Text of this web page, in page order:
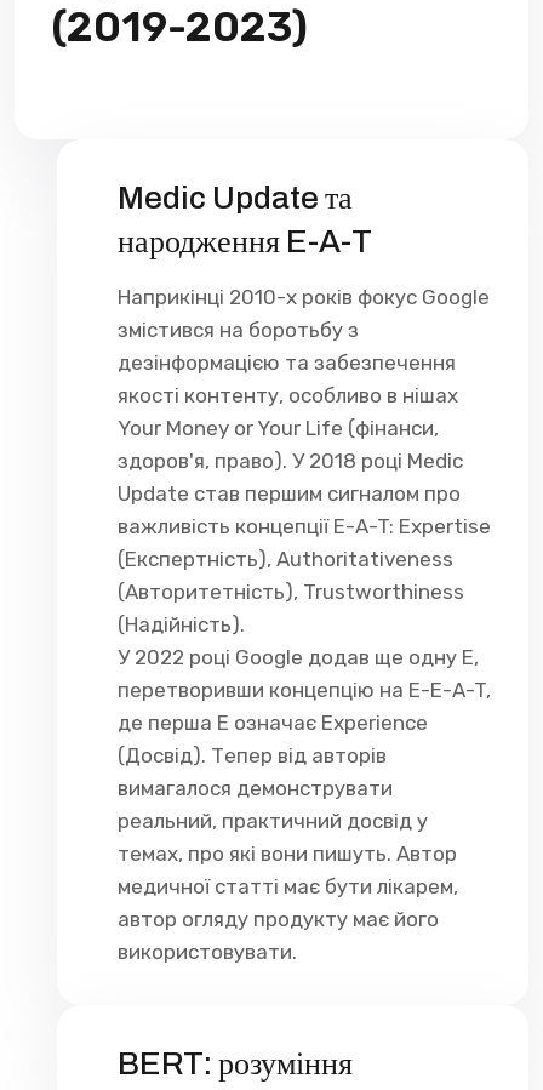
(2019-2023)
Medic Update та
народження E-A-T
Наприкінці 2010-х років фокус Google
змістився на боротьбу з
дезінформацією та забезпечення
якості контенту, особливо в нішах
Your Money or Your Life (фінанси,
здоров'я, право). У 2018 році Medic
Update став першим сигналом про
важливість концепції E-A-T: Expertise
(Експертність), Authoritativeness
(Авторитетність), Trustworthiness
(Надійність).
У 2022 році Google додав ще одну E,
перетворивши концепцію на E-E-A-T,
де перша E означає Experience
(Досвід). Тепер від авторів
вимагалося демонструвати
реальний, практичний досвід у
темах, про які вони пишуть. Автор
медичної статті має бути лікарем,
автор огляду продукту має його
використовувати.
BERT: розуміння